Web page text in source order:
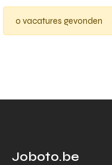
0 vacatures gevonden
Joboto.be